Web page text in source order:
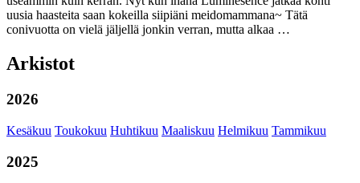
uusia haasteita saan kokeilla siipiäni meidomammana~ Tätä
conivuotta on vielä jäljellä jonkin verran, mutta alkaa …
Arkistot
2026
Kesäkuu Toukokuu Huhtikuu Maaliskuu Helmikuu Tammikuu
2025